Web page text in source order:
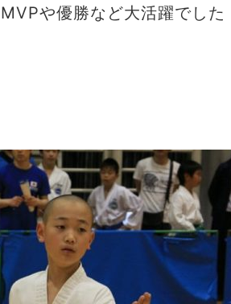
や優勝など大活躍でした